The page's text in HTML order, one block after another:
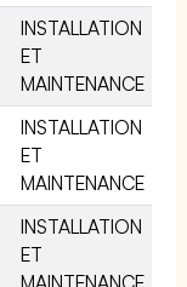
INSTALLATION
ET
MAINTENANCE
INSTALLATION
ET
MAINTENANCE
INSTALLATION
ET
MAINTENANCE